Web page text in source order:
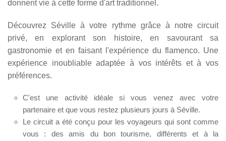
donnent vie à cette forme d'art traditionnel.
Découvrez Séville à votre rythme grâce à notre circuit
privé, en explorant son histoire, en savourant sa
gastronomie et en faisant l'expérience du flamenco. Une
expérience inoubliable adaptée à vos intérêts et à vos
préférences.
C'est une activité idéale si vous venez avec votre
partenaire et que vous restez plusieurs jours à Séville.
Le circuit a été conçu pour les voyageurs qui sont comme
vous : des amis du bon tourisme, différents et à la